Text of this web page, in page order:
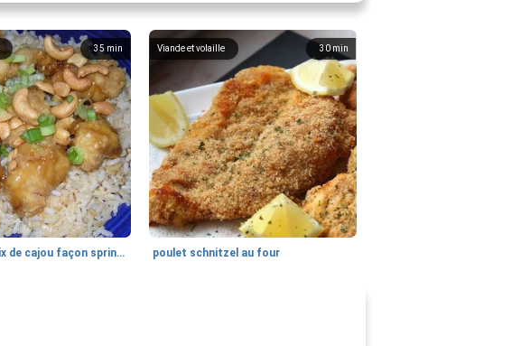
35 min
poulet aux noix de cajou façon springfield
30min
Viande et volaille
poulet schnitzel au four